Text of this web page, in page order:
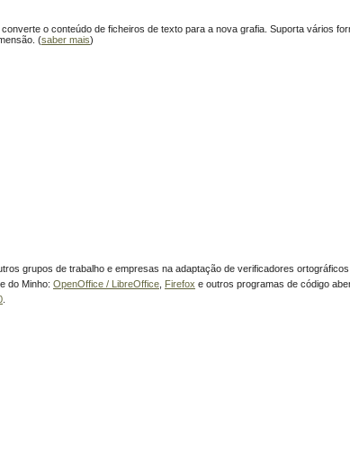
o conteúdo de ficheiros de texto para a nova grafia. Suporta vários
(saber mais)
grupos de trabalho e empresas na adaptação de verificadores ortográficos
do Minho: OpenOffice / LibreOffice Firefox e outros programas de código